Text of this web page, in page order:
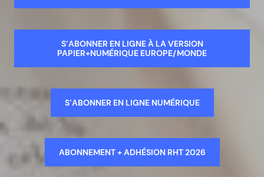
S’ABONNER EN LIGNE À LA VERSION
PAPIER+NUMÉRIQUE EUROPE/MONDE
S’ABONNER EN LIGNE NUMÉRIQUE
ABONNEMENT + ADHÉSION RHT 2026